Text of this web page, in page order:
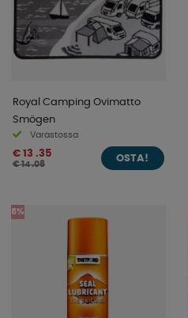
Royal Camping Ovimatto
Smögen
Varastossa
€ 13 .35
€ 14 .06
OSTA!
5%